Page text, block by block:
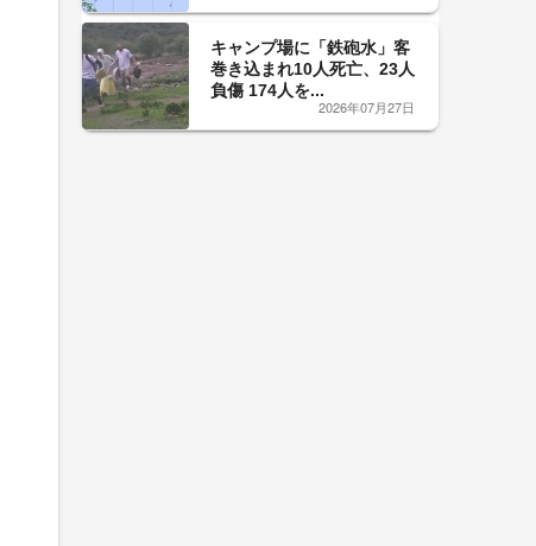
キャンプ場に「鉄砲水」客
巻き込まれ10人死亡、23人
負傷 174人を...
2026年07月27日